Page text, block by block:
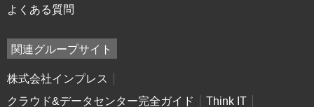
よくある質問
関連グループサイト
株式会社インプレス
クラウド&データセンター完全ガイド
Think IT